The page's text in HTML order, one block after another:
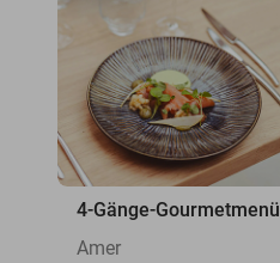
4-Gänge-
Amer